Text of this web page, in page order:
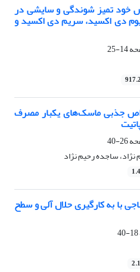
خود تمیز شوندگی و سایشی در
دی اکسید، سریم دی اکسید و
14-25
جذبی ماسک‌های یکبار مصرف
26-40
ساجده رحیم نژاد
با به کارگیری حلال آلی و سطح
18-40